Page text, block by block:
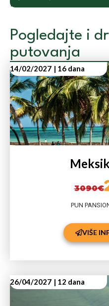
Pogledajte i
putovanja
14/02/2027 | 16 dana
3090€
PUN
VIŠE
26/04/2027 | 12 dana